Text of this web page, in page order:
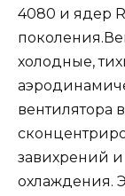
4080 и ядер
холодные,
вентилятора
завихрений
охлаждения.